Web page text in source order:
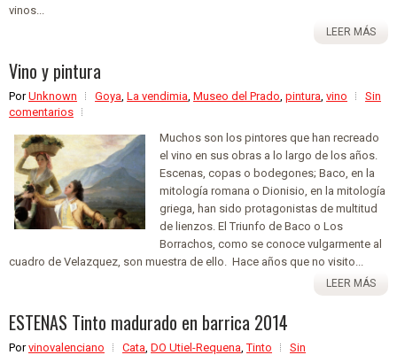
vinos...
LEER MÁS
Vino y pintura
PorUnknown Goya La vendimia Museo del Prado pintura vino
Sin
comentarios
Muchos son los pintores que han recreado
el vino en sus obras a lo largo de los años.
Escenas, copas o bodegones; Baco, en la
mitología romana o Dionisio, en la mitología
griega, han sido protagonistas de multitud
de lienzos. El Triunfo de Baco o Los
Borrachos, como se conoce vulgarmente al
cuadro de Velazquez, son muestra de ello. Hace años que no visito...
LEER MÁS
ESTENAS Tinto madurado en barrica 2014
Porvinovalenciano Cata DO Utiel-Requena ,Tinto
Sin